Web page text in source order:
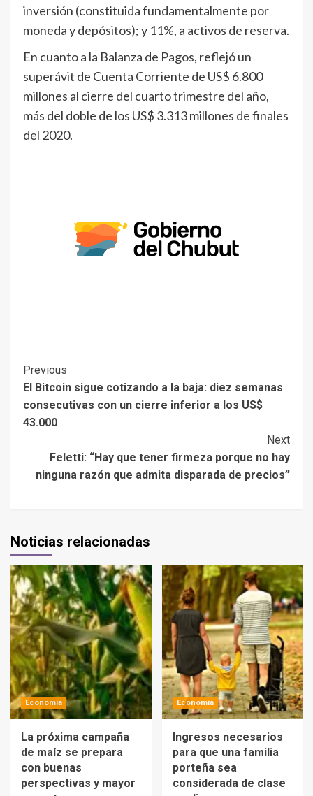
inversión (constituida fundamentalmente por
moneda y depósitos); y 11%, a activos de reserva.
En cuanto a la Balanza de Pagos, reflejó un
superávit de Cuenta Corriente de US$ 6.800
millones al cierre del cuarto trimestre del año,
más del doble de los US$ 3.313 millones de finales
del 2020.
Previous
El Bitcoin sigue cotizando a la baja: diez semanas
consecutivas con un cierre inferior a los US$
43.000
Next
Feletti: “Hay que tener firmeza porque no hay
ninguna razón que admita disparada de precios”
Noticias relacionadas
Economía
La próxima campaña
de maíz se prepara
con buenas
perspectivas y mayor
Economía
Ingresos necesarios
para que una familia
porteña sea
considerada de clase